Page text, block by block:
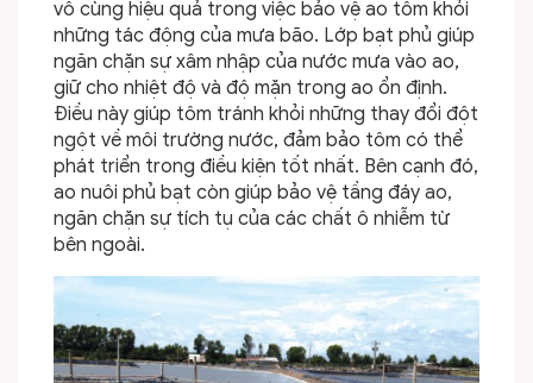
vô cùng hiệu quả trong việc bảo vệ ao tôm khỏi
những tác động của mưa bão. Lớp bạt phủ giúp
ngăn chặn sự xâm nhập của nước mưa vào ao,
giữ cho nhiệt độ và độ mặn trong ao ổn định.
Điều này giúp tôm tránh khỏi những thay đổi đột
ngột về môi trường nước, đảm bảo tôm có thể
phát triển trong điều kiện tốt nhất. Bên cạnh đó,
ao nuôi phủ bạt còn giúp bảo vệ tầng đáy ao,
ngăn chặn sự tích tụ của các chất ô nhiễm từ
bên ngoài.